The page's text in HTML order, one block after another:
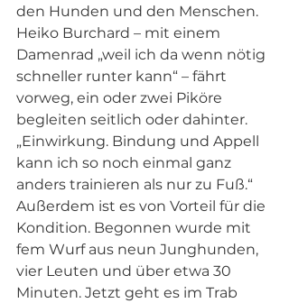
den Hunden und den Menschen.
Heiko Burchard – mit einem
Damenrad „weil ich da wenn nötig
schneller runter kann“ – fährt
vorweg, ein oder zwei Piköre
begleiten seitlich oder dahinter.
„Einwirkung. Bindung und Appell
kann ich so noch einmal ganz
anders trainieren als nur zu Fuß.“
Außerdem ist es von Vorteil für die
Kondition. Begonnen wurde mit
fem Wurf aus neun Junghunden,
vier Leuten und über etwa 30
Minuten. Jetzt geht es im Trab